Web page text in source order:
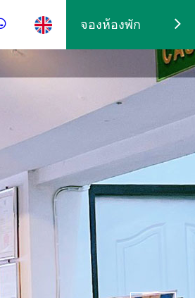
จองห้องพัก